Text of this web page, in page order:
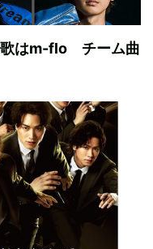
歌はm-flo チーム曲